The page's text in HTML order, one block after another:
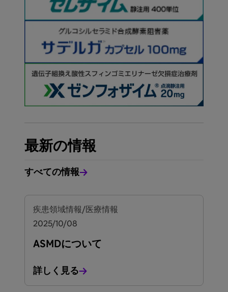
最新の情報
すべての情報
疾患領域情報/医療情報
2025/10/08
ASMDについて
詳しく見る